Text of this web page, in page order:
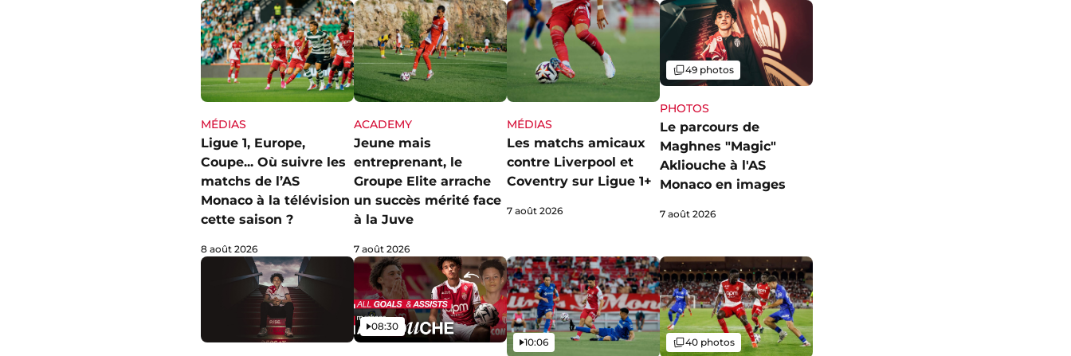
MÉDIAS
Ligue 1, Europe,
Coupe... Où suivre les
matchs de l’AS
Monaco à la télévision
cette saison ?
8 août 2026
ACADEMY
Jeune mais
entreprenant, le
Groupe Elite arrache
un succès mérité face
à la Juve
7 août 2026
MÉDIAS
Les matchs amicaux
contre Liverpool et
Coventry sur Ligue 1+
7 août 2026
PHOTOS
Le parcours de
Maghnes "Magic"
Akliouche à l'AS
Monaco en images
Galerie
49 photos
7 août 2026
Vidéo
08:30
Vidéo
10:06 Galerie
40 photos